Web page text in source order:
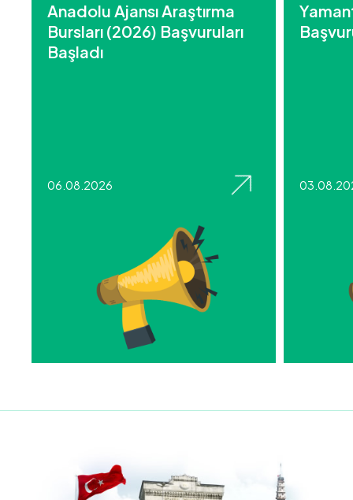
Anadolu Ajansı Araştırma
Bursları (2026) Başvuruları
Başladı
06.08.2026